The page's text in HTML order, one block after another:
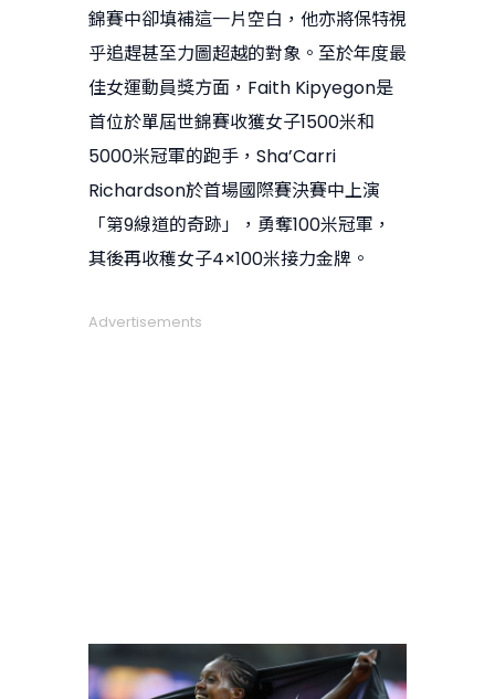
錦賽中卻填補這一片空白，他亦將保特視
乎追趕甚至力圖超越的對象。至於年度最
佳女運動員獎方面，Faith Kipyegon是
首位於單屆世錦賽收獲女子1500米和
5000米冠軍的跑手，Sha’Carri
Richardson於首場國際賽決賽中上演
「第9線道的奇跡」，勇奪100米冠軍，
其後再收穫女子4×100米接力金牌。
Advertisements